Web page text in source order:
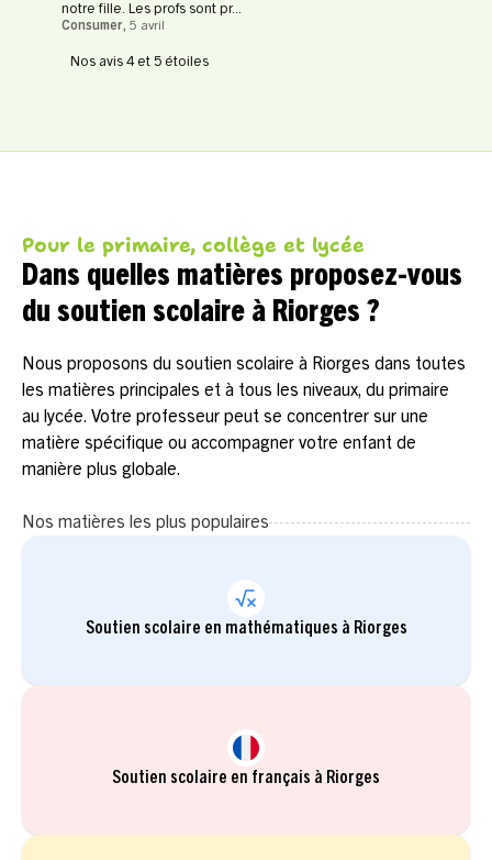
notre fille. Les profs sont pr...
Consumer, 5 avril
Nos avis 4 et 5 étoiles
Pour le primaire, collège et lycée
Dans quelles matières proposez-vous
du soutien scolaire à Riorges ?
Nous proposons du soutien scolaire à Riorges dans toutes
les matières principales et à tous les niveaux, du primaire
au lycée. Votre professeur peut se concentrer sur une
matière spécifique ou accompagner votre enfant de
manière plus globale.
Nos matières les plus populaires
Soutien scolaire en mathématiques à Riorges
Soutien scolaire en français à Riorges